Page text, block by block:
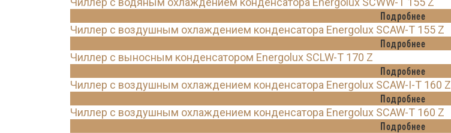
Подробнее
Чиллер с воздушным охлаждением конденсатора Energolux SCAW-T 155 Z
Подробнее
Чиллер с выносным конденсатором Energolux SCLW-T 170 Z
Подробнее
Чиллер с воздушным охлаждением конденсатора Energolux SCAW-I-T 160 Z
Подробнее
Чиллер с воздушным охлаждением конденсатора Energolux SCAW-T 160 Z
Подробнее